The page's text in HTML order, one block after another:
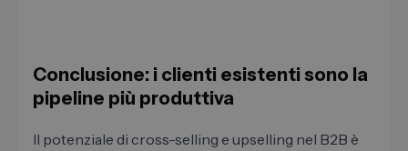
Conclusione: i clienti esistenti sono la
pipeline più produttiva
Il potenziale di cross-selling e upselling nel B2B è